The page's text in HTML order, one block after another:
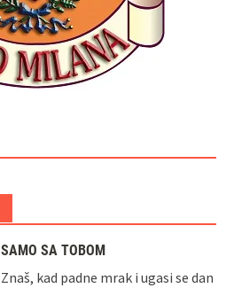
SAMO SA TOBOM
Znaš, kad padne mrak i ugasi se dan